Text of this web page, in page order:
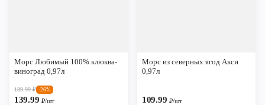
Ярославль
Морс Любимый 100% клюква-
виноград 0,97л
189.99₽ -26%
139.99 ₽/шт
Морс из северных ягод Акси
0,97л
109.99 ₽/шт